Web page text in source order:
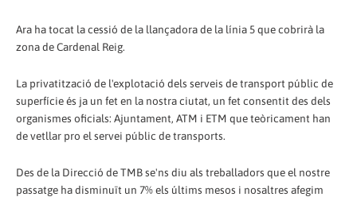
Ara ha tocat la cessió de la llançadora de la línia 5 que cobrirà la
zona de Cardenal Reig.
La privatització de l'explotació dels serveis de transport públic de
superfície és ja un fet en la nostra ciutat, un fet consentit des dels
organismes oficials: Ajuntament, ATM i ETM que teòricament han
de vetllar pro el servei públic de transports.
Des de la Direcció de TMB se'ns diu als treballadors que el nostre
passatge ha disminuït un 7% els últims mesos i nosaltres afegim